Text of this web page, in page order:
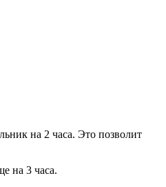
на 2 часа. Это позволит
на 3 часа.